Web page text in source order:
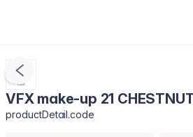
VFX make-up 21
productDetail.code